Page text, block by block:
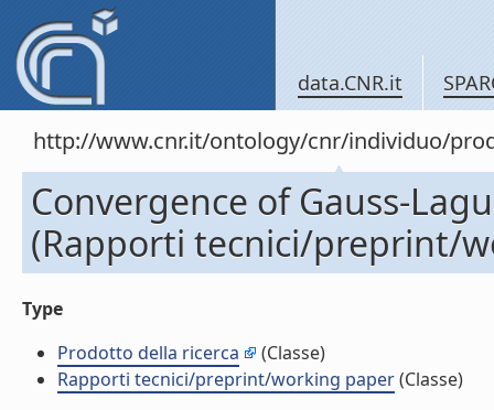
data.CNR.it
http://www.cnr.it/ontology/cnr/individuo/
Convergence of Gauss-
(Rapporti tecnici/preprint/
Type
Prodotto della ricerca
(Classe)
Rapporti tecnici/preprint/working paper(Classe)